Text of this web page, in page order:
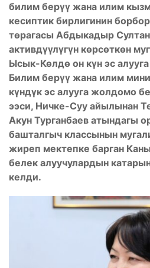
билим берүү жана илим
кесиптик бирлигинин
төрагасы Абдыкадыр
активдүүлүгүн көрсөткөн
Ысык-Көлдө он күн эс
Билим берүү жана илим
күндүк эс алууга жолдомо
ээси, Ничке-Суу айылынан
Акун Турганбаев атындагы
башталгыч классынын
жиреп мектепке барган
белек алуучулардын
келди.